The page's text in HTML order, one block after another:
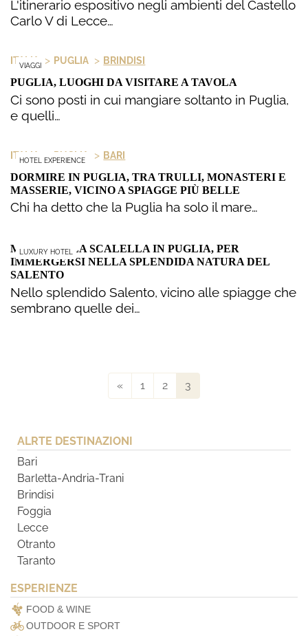
L'itinerario espositivo negli ambienti del Castello
Carlo V di Lecce…
VIAGGI
ITALIA > PUGLIA > BRINDISI
PUGLIA, LUOGHI DA VISITARE A TAVOLA
Ci sono posti in cui mangiare soltanto in Puglia,
e quelli…
HOTEL EXPERIENCE
ITALIA > PUGLIA > BARI
DORMIRE IN PUGLIA, TRA TRULLI, MONASTERI E
MASSERIE, VICINO A SPIAGGE PIÙ BELLE
Chi ha detto che la Puglia ha solo il mare…
LUXURY HOTEL
MASSERIA LA SCALELLA IN PUGLIA, PER
IMMERGERSI NELLA SPLENDIDA NATURA DEL
SALENTO
Nello splendido Salento, vicino alle spiagge che
sembrano quelle dei…
« 1 2 3
ALRTE DESTINAZIONI
Bari
Barletta-Andria-Trani
Brindisi
Foggia
Lecce
Otranto
Taranto
ESPERIENZE
FOOD & WINE
OUTDOOR E SPORT